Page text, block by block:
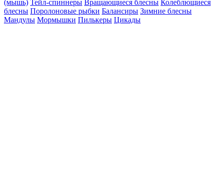
(мышь) Тейл-спиннеры Вращающиеся блесны Колеблющиеся
блесны Поролоновые рыбки Балансиры Зимние блесны
Мандулы Мормышки Пилькеры Цикады